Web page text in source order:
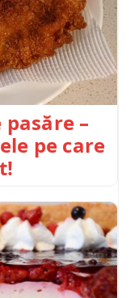
–
pe care